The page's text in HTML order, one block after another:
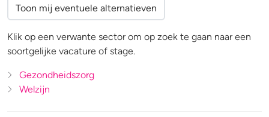
Toon mij eventuele alternatieven
Klik op een verwante sector om op zoek te gaan naar een
soortgelijke vacature of stage.
Gezondheidszorg
Welzijn